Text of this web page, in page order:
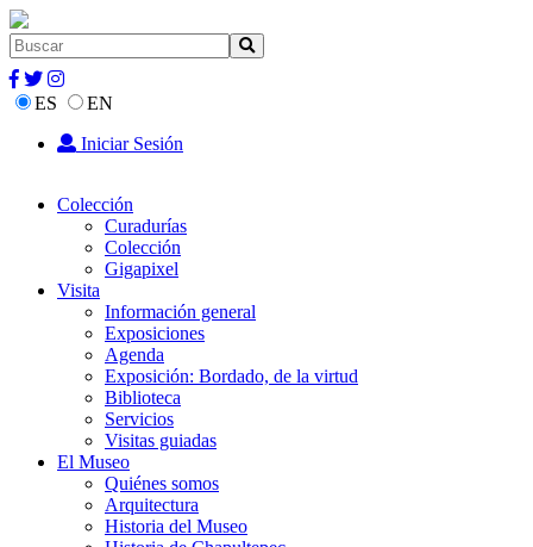
ES
EN
Iniciar Sesión
Colección
Curadurías
Colección
Gigapixel
Visita
Información general
Exposiciones
Agenda
Exposición: Bordado, de la virtud
Biblioteca
Servicios
Visitas guiadas
El Museo
Quiénes somos
Arquitectura
Historia del Museo